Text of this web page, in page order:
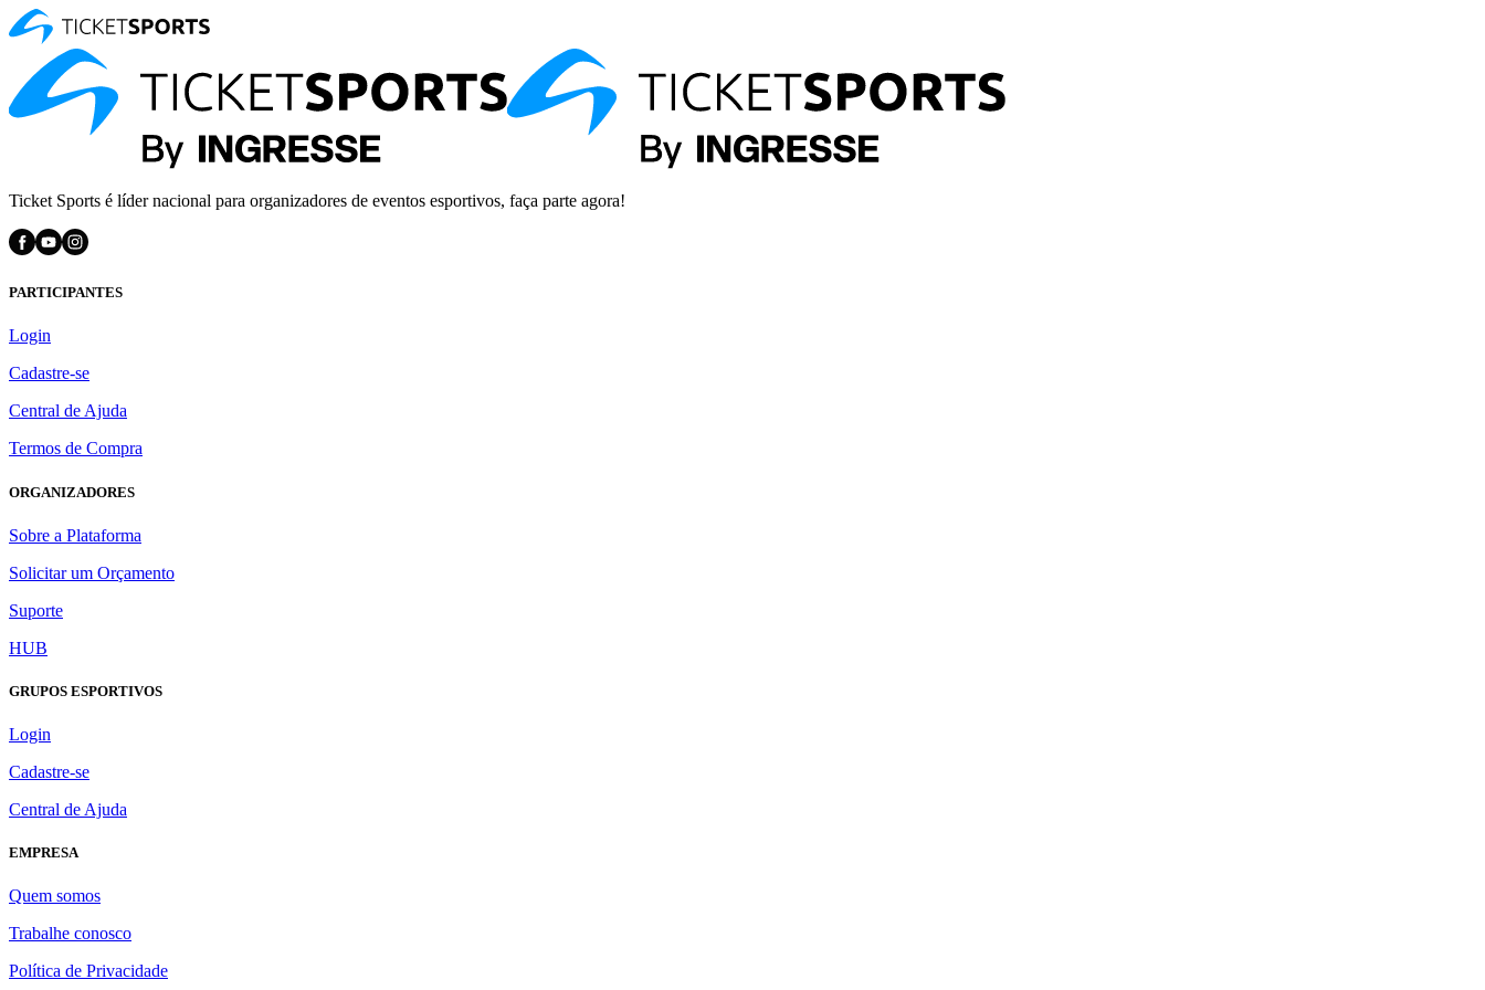
Ticket Sports é líder nacional para organizadores de eventos esportivos, faça parte agora!
PARTICIPANTES
Login
Cadastre-se
Central de Ajuda
Termos de Compra
ORGANIZADORES
Sobre a Plataforma
Solicitar um Orçamento
Suporte
HUB
GRUPOS ESPORTIVOS
Login
Cadastre-se
Central de Ajuda
EMPRESA
Quem somos
Trabalhe conosco
Política de Privacidade